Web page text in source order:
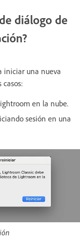
diálogo de
iniciar una nueva
en la nube.
sesión en una